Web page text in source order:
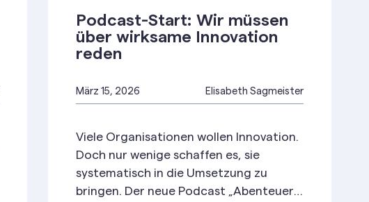
Podcast-Start: Wir müssen
über wirksame Innovation
reden
März 15, 2026 Elisabeth Sagmeister
Viele Organisationen wollen Innovation.
Doch nur wenige schaffen es, sie
systematisch in die Umsetzung zu
bringen. Der neue Podcast „Abenteuer